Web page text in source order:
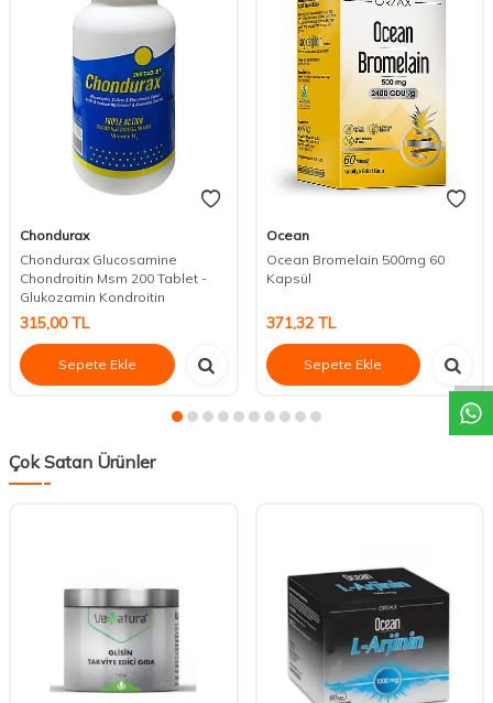
DESTEK
Chondurax
Chondurax Glucosamine
Chondroitin Msm 200 Tablet -
Glukozamin Kondroitin
315,00TL
Sepete Ekle
Ocean
Ocean Bromelain 500mg 60
Kapsül
371,32TL
Sepete Ekle
Çok Satan Ürünler